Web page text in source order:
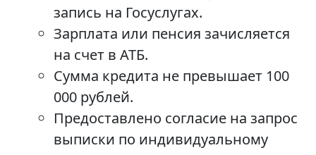
запись на Госуслугах.
Зарплата или пенсия зачисляется
на счет в АТБ.
Сумма кредита не превышает 100
000 рублей.
Предоставлено согласие на запрос
выписки по индивидуальному